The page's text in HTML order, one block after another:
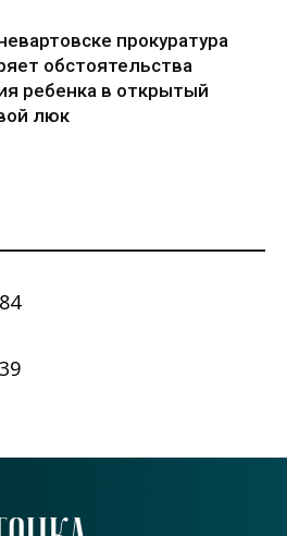
прокуратура
обстоятельства
ребенка в открытый
люк